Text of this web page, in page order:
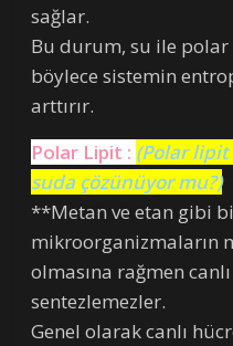
sağlar.
Bu durum, su ile polar
böylece sistemin
arttırır.
Polar Lipit : (Polar lipit
suda çözünüyor mu?)
**Metan ve etan gibi
mikroorganizmaların
olmasına rağmen
sentezlemezler.
Genel olarak canlı